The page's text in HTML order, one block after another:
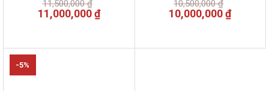
xếp
hạng
sao
11,500,000₫
Giá
gốc
11,500,000 ₫.
11,000,000₫Giá
hiện
là:
xếp
hạng
sao
10,500,000₫
Giá
gốc
10,500,000 ₫.
10,000,000₫Giá
hiện
là:
-5%